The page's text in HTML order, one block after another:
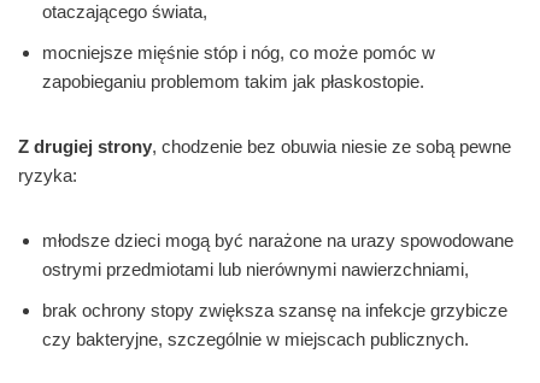
otaczającego świata,
mocniejsze mięśnie stóp i nóg, co może pomóc w
zapobieganiu problemom takim jak płaskostopie.
Z drugiej strony, chodzenie bez obuwia niesie ze sobą pewne
ryzyka:
młodsze dzieci mogą być narażone na urazy spowodowane
ostrymi przedmiotami lub nierównymi nawierzchniami,
brak ochrony stopy zwiększa szansę na infekcje grzybicze
czy bakteryjne, szczególnie w miejscach publicznych.